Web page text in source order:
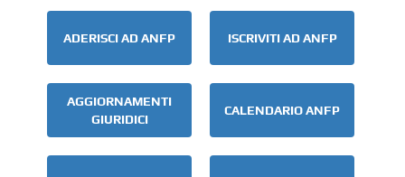
ADERISCI AD ANFP ISCRIVITI AD ANFP
AGGIORNAMENTI
GIURIDICI
CALENDARIO ANFP